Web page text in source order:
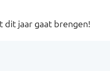
dit jaar gaat brengen!